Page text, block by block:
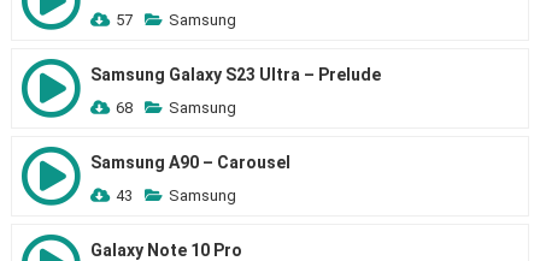
57 Samsung
Samsung Galaxy S23 Ultra – Prelude
68 Samsung
Samsung A90 – Carousel
43 Samsung
Galaxy Note 10 Pro